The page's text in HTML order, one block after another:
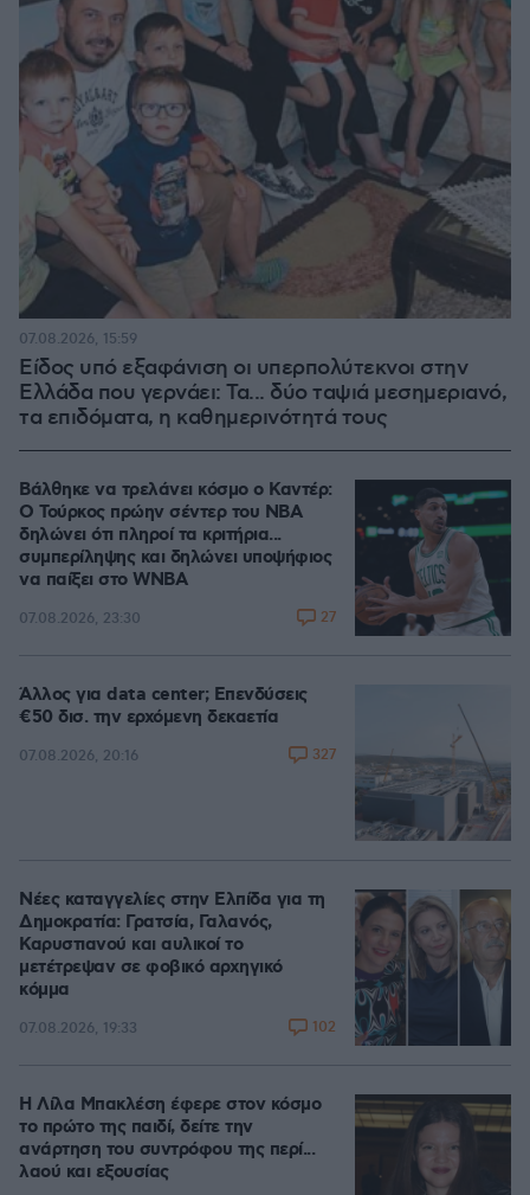
Είδος υπό εξαφάνιση οι υπερπολύτεκνοι στην
Ελλάδα που γερνάει: Τα... δύο ταψιά μεσημεριανό,
τα επιδόματα, η καθημερινότητά τους
07.08.2026, 15:59
Βάλθηκε να τρελάνει κόσμο ο Καντέρ:
Ο Τούρκος πρώην σέντερ του NBA
δηλώνει ότι πληροί τα κριτήρια...
συμπερίληψης και δηλώνει υποψήφιος
να παίξει στο WNBA
07.08.2026, 23:30 27
Άλλος για data center; Επενδύσεις
€50 δισ. την ερχόμενη δεκαετία
07.08.2026, 20:16 327
Νέες καταγγελίες στην Ελπίδα για τη
Δημοκρατία: Γρατσία, Γαλανός,
Καρυστιανού και αυλικοί το
μετέτρεψαν σε φοβικό αρχηγικό
κόμμα
07.08.2026, 19:33 102
Η Λίλα Μπακλέση έφερε στον κόσμο
το πρώτο της παιδί, δείτε την
ανάρτηση του συντρόφου της περί...
λαού και εξουσίας